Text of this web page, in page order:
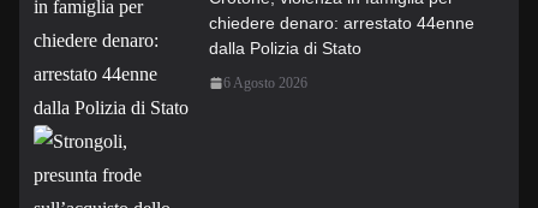
chiedere denaro: arrestato 44enne
dalla Polizia di Stato
6 Agosto 2026